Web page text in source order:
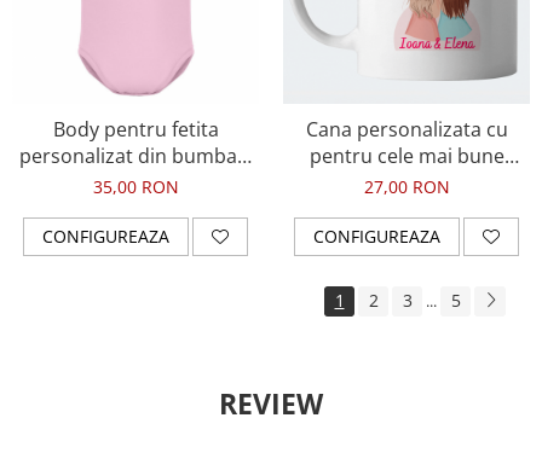
Body pentru fetita
personalizat din bumbac,
Bunica ma adora
35,00 RON
CONFIGUREAZA
Cana personalizata cu
pentru cele mai bune
prietene, BFF
27,00 RON
CONFIGUREAZA
1 2 3 ... 5
REVIEW